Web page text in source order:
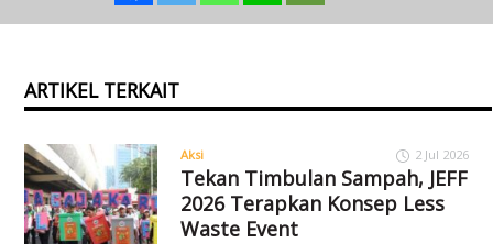
ARTIKEL TERKAIT
Aksi 2 Jul 2026
Tekan Timbulan Sampah, JEFF
2026 Terapkan Konsep Less
Waste Event